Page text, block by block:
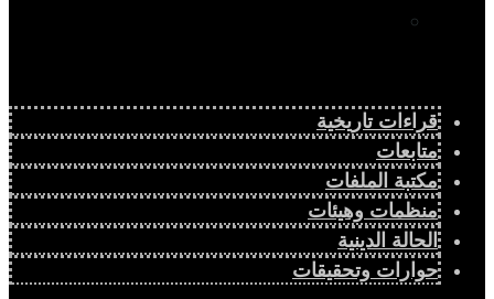
قراءات تاريخية
متابعات
مكتبة الملفات
منظمات وهيئات
الحالة الدينية
حوارات وتحقيقات